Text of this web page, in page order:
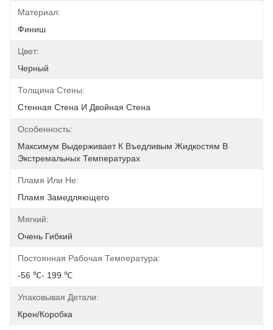
Материал:
Финиш
Цвет:
Черный
Толщина Стены:
Стенная Стена И Двойная Стена
Особенность:
Максимум Выдерживает К Въедливым Жидкостям В
Экстремальных Температурах
Пламя Или Не:
Пламя Замедляющего
Мягкий:
Очень Гибкий
Постоянная Рабочая Температура:
-56 ℃- 199 ℃
Упаковывая Детали:
Крен/коробка